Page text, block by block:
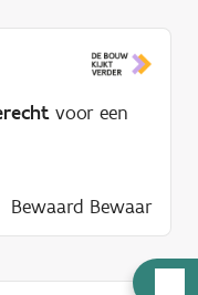
voor een
Bewaard Bewaar